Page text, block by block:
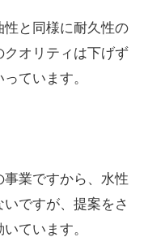
と同様に耐久性の
オリティは下げず
ています。
業ですから、水性
ですが、提案をさ
ています。